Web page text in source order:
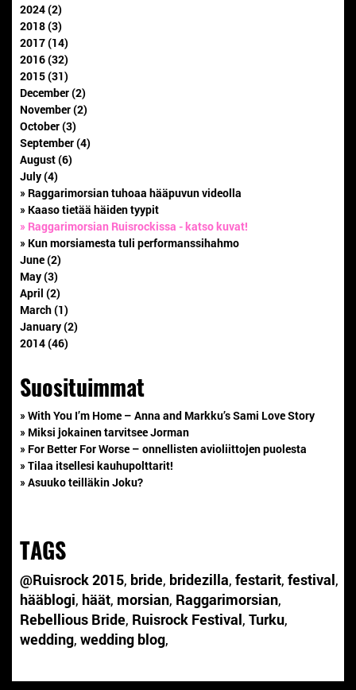
2024 (2)
2018 (3)
2017 (14)
2016 (32)
2015 (31)
December (2)
November (2)
October (3)
September (4)
August (6)
July (4)
» Raggarimorsian tuhoaa hääpuvun videolla
» Kaaso tietää häiden tyypit
» Raggarimorsian Ruisrockissa - katso kuvat!
» Kun morsiamesta tuli performanssihahmo
June (2)
May (3)
April (2)
March (1)
January (2)
2014 (46)
Suosituimmat
» With You I’m Home – Anna and Markku’s Sami Love Story
» Miksi jokainen tarvitsee Jorman
» For Better For Worse – onnellisten avioliittojen puolesta
» Tilaa itsellesi kauhupolttarit!
» Asuuko teilläkin Joku?
TAGS
@Ruisrock 2015, bride, bridezilla, festarit, festival,
hääblogi, häät, morsian, Raggarimorsian,
Rebellious Bride, Ruisrock Festival, Turku,
wedding, wedding blog,